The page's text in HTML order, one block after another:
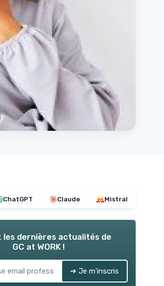
ChatGPT Claude Mistral
les dernières actualités de
GC at WORK !
➔ Je m'inscris